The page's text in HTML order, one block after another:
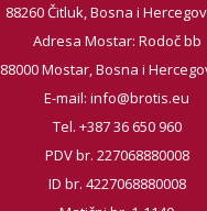
88260 Čitluk, Bosna i
Adresa Mostar: Rodoč bb
88000 Mostar, Bosna i
E-mail: info@brotis.eu
Tel. +387 36 650 960
PDV br. 227068880008
ID br. 4227068880008